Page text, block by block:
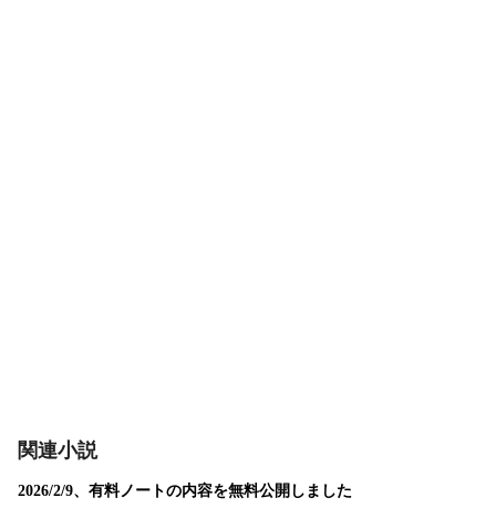
関連小説
2026/2/9、有料ノートの内容を無料公開しました